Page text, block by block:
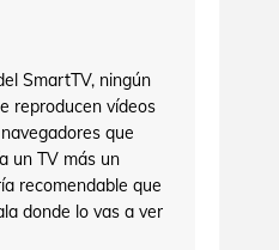
SmartTV, ningún
reproducen vídeos
que
un TV más un
recomendable que
donde lo vas a ver